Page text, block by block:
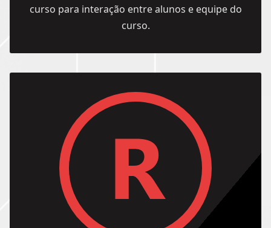
curso para interação entre alunos e equipe do
curso.